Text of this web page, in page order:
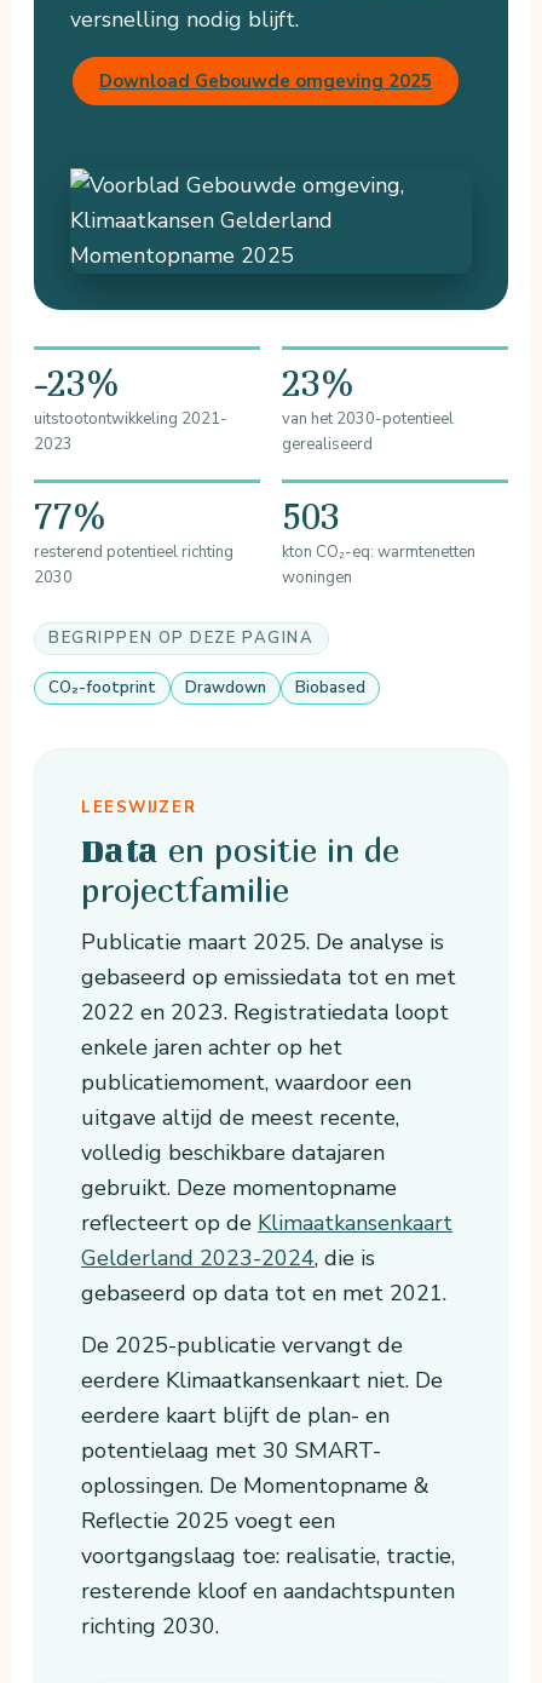
versnelling nodig blijft.
Download Gebouwde omgeving 2025
-23%
uitstootontwikkeling 2021-
2023
23%
van het 2030-potentieel
gerealiseerd
77%
resterend potentieel richting
2030
503
kton CO₂-eq: warmtenetten
woningen
BEGRIPPEN OP DEZE PAGINA
CO₂-footprint Drawdown Biobased
LEESWIJZER
Data en positie in de
projectfamilie
Publicatie maart 2025. De analyse is
gebaseerd op emissiedata tot en met
2022 en 2023. Registratiedata loopt
enkele jaren achter op het
publicatiemoment, waardoor een
uitgave altijd de meest recente,
volledig beschikbare datajaren
gebruikt. Deze momentopname
reflecteert op de Klimaatkansenkaart
Gelderland 2023-2024, die is
gebaseerd op data tot en met 2021.
De 2025-publicatie vervangt de
eerdere Klimaatkansenkaart niet. De
eerdere kaart blijft de plan- en
potentielaag met 30 SMART-
oplossingen. De Momentopname &
Reflectie 2025 voegt een
voortgangslaag toe: realisatie, tractie,
resterende kloof en aandachtspunten
richting 2030.